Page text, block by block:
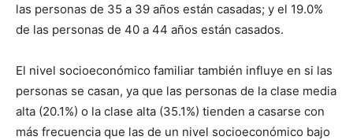
las personas de 35 a 39 años están casadas; y el 19.0%
de las personas de 40 a 44 años están casados.
El nivel socioeconómico familiar también influye en si las
personas se casan, ya que las personas de la clase media
alta (20.1%) o la clase alta (35.1%) tienden a casarse con
más frecuencia que las de un nivel socioeconómico bajo